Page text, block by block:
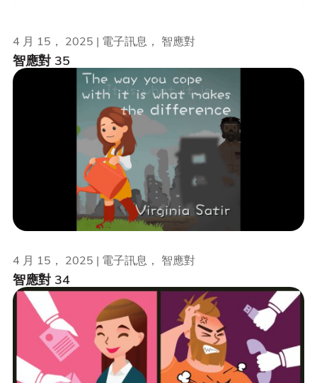
智應對 35
4 月 15， 2025 | 電子訊息， 智應對
智應對 34
4 月 15， 2025 | 電子訊息， 智應對